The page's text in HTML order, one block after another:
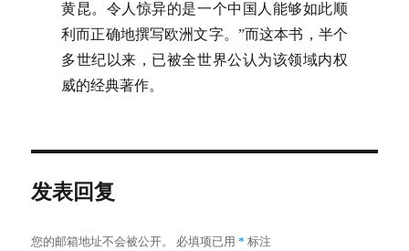
黄昆。令人惊异的是一个中国人能够如此顺
利而正确地撰写欧洲文字。”而这本书，半个
多世纪以来，已被全世界公认为该领域内权
威的经典著作。
发表回复
您的邮箱地址不会被公开。 必填项已用* 标注